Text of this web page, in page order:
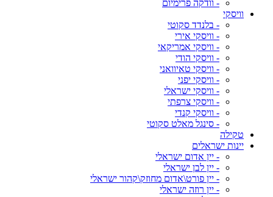
- וודקה פרימיום
וויסקי
- בלנדד סקוטי
- וויסקי אירי
- וויסקי אמריקאי
- וויסקי הודי
- וויסקי טאיוואני
- וויסקי יפני
- וויסקי ישראלי
- וויסקי צרפתי
- וויסקי קנדי
- סינגל מאלט סקוטי
טקילה
יינות ישראלים
- יין אדום ישראלי
- יין לבן ישראלי
- יין פורט\אדום מחוזק\קהור ישראלי
- יין רוזה ישראלי